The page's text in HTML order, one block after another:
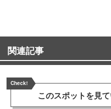
関連記事
Check!
このスポットを見